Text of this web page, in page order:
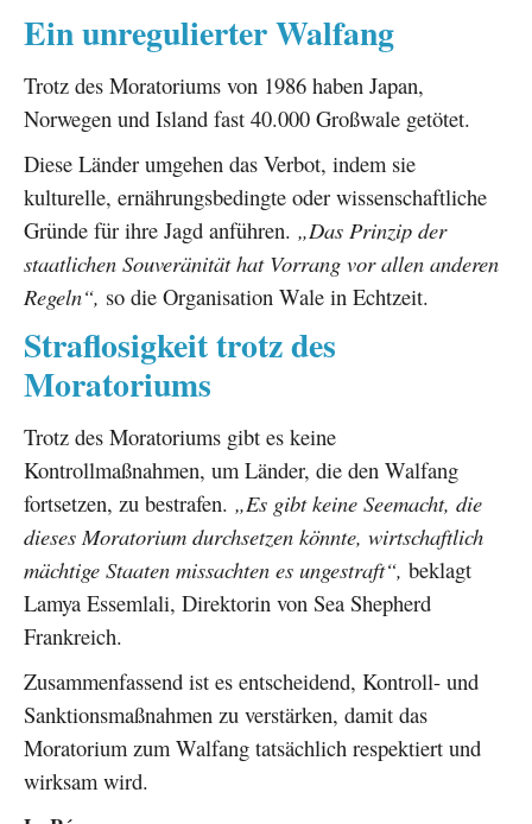
Ein unregulierter Walfang
Trotz des Moratoriums von 1986 haben Japan,
Norwegen und Island fast 40.000 Großwale getötet.
Diese Länder umgehen das Verbot, indem sie
kulturelle, ernährungsbedingte oder wissenschaftliche
Gründe für ihre Jagd anführen. „Das Prinzip der
staatlichen Souveränität hat Vorrang vor allen anderen
Regeln“, so die Organisation Wale in Echtzeit.
Straflosigkeit trotz des
Moratoriums
Trotz des Moratoriums gibt es keine
Kontrollmaßnahmen, um Länder, die den Walfang
fortsetzen, zu bestrafen. „Es gibt keine Seemacht, die
dieses Moratorium durchsetzen könnte, wirtschaftlich
mächtige Staaten missachten es ungestraft“, beklagt
Lamya Essemlali, Direktorin von Sea Shepherd
Frankreich.
Zusammenfassend ist es entscheidend, Kontroll- und
Sanktionsmaßnahmen zu verstärken, damit das
Moratorium zum Walfang tatsächlich respektiert und
wirksam wird.